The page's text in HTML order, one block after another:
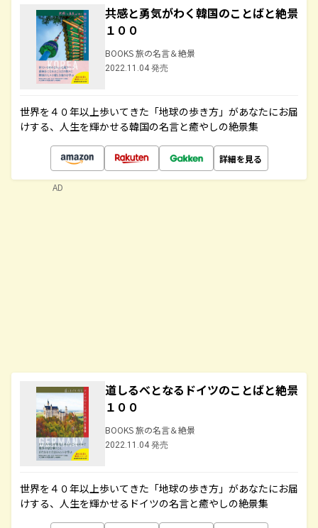
共感と勇気がわく韓国のことばと絶景
１００
BOOKS 旅の名言＆絶景
2022.11.04 発売
世界を４０年以上歩いてきた「地球の歩き方」があなたにお届
けする、人生を輝かせる韓国の名言と癒やしの絶景集
詳細を見る
道しるべとなるドイツのことばと絶景
１００
BOOKS 旅の名言＆絶景
2022.11.04 発売
世界を４０年以上歩いてきた「地球の歩き方」があなたにお届
けする、人生を輝かせるドイツの名言と癒やしの絶景集
AD